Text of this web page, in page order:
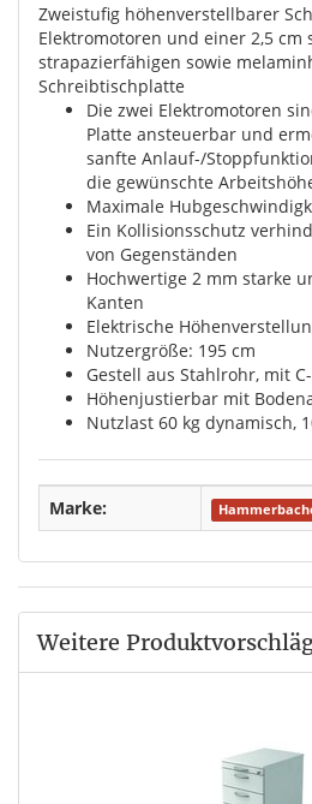
Zweistufig höhenverstellbarer
Elektromotoren und einer 2,5 cm
strapazierfähigen sowie
Schreibtischplatte
Die zwei Elektromotoren
Platte ansteuerbar und
sanfte Anlauf-/
die gewünschte
Maximale
Ein Kollisionsschutz
von Gegenständen
Hochwertige 2 mm starke
Kanten
Elektrische
Nutzergröße: 195 cm
Gestell aus Stahlrohr, mit
Höhenjustierbar mit
Nutzlast 60 kg dynamisch,
Marke:
Weitere